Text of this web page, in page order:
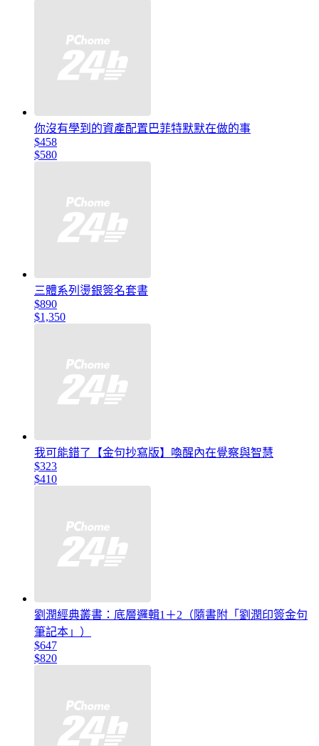
你沒有學到的資產配置巴菲特默默在做的事
$458
$580
三體系列燙銀簽名套書
$890
$1,350
我可能錯了【金句抄寫版】喚醒內在覺察與智慧
$323
$410
劉潤經典叢書：底層邏輯1＋2（隨書附「劉潤印簽金句
筆記本」）
$647
$820